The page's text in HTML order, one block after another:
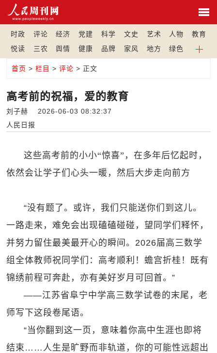
时政 评论 经济 党建 科学 文史 艺术 人物
教育
悦读
三农 舆情 健康 品牌 家风 地方 绿色
首页 >栏目 >评论 > 正文
高考前的祝福，爱的教育
刘子赫 2026-06-03 08:32:37
人民日报
这些高考前的小小“惊喜”，在多年后忆起时，
依然会让学子们心头一暖，然后大步走向前方
“没有题了。或许，我们只能送你们到这儿。
一路走来，难免会出现磕磕碰碰，望同学们释怀，
并努力留住最美最开心的瞬间。2026届高三数学
组全体教师祝同学们：高考顺利！蟾宫折桂！既有
锦绣前程可奔赴，亦有美好岁月可回首。”
——江苏省阜宁中学高三数学试卷的末尾，老
师写下这段卷尾语。
“当你翻到这一页，意味着你高中生涯也即将
结束……人生是旷野而非轨道，你的可能性远超出